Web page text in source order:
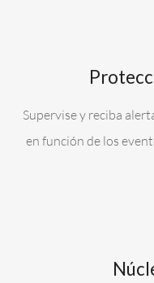
Supervise y reciba
en función de los